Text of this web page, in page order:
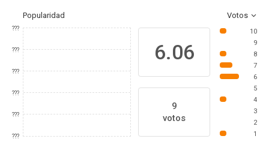
Popularidad Votos
???
???
???
???
???
???
6.06
9
votos
10
9
8
7
6
5
4
3
2
1